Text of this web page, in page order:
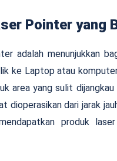
Pointer yang
adalah menunjukkan
ke Laptop atau
area yang sulit
dioperasikan dari jarak
produk